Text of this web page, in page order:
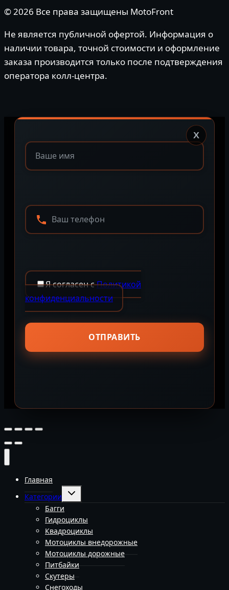
© 2026 Все права защищены MotoFront
Не является публичной офертой. Информация о
наличии товара, точной стоимости и оформление
заказа производится только после подтверждения
оператора колл-центра.
Я согласен сПолитикой
конфиденциальности
X
Главная
Категории
Переключить
дочернее
меню
Багги
Гидроциклы
Квадроциклы
Мотоциклы внедорожные
Мотоциклы дорожные
Питбайки
Скутеры
Снегоходы